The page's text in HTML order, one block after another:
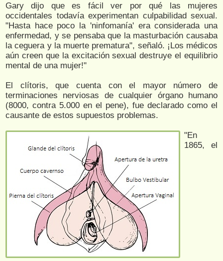
Gary dijo que es fácil ver por qué las mujeres
occidentales todavía experimentan culpabilidad sexual.
"Hasta hace poco la 'ninfomanía' era considerada una
enfermedad, y se pensaba que la masturbación causaba
la ceguera y la muerte prematura", señaló. ¡Los médicos
aún creen que la excitación sexual destruye el equilibrio
mental de una mujer!"
El clítoris, que cuenta con el mayor número de
terminaciones nerviosas de cualquier órgano humano
(8000, contra 5.000 en el pene), fue declarado como el
causante de estos supuestos problemas.
"En
1865, el